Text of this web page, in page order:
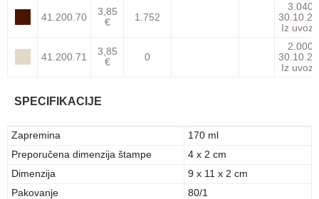
41.200.70
3,85
€
1.752
3.040
Iz uvoza
41.200.71
3,85
€
0
2.000
Iz uvoza
SPECIFIKACIJE
Zapremina
170 ml
Preporučena dimenzija štampe
4 x 2 cm
Dimenzija
9 x 11 x 2 cm
Pakovanje
80/1